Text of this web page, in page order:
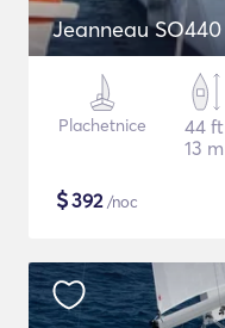
Jeanneau SO440
Plachetnice
44 ft
13 m
$392/noc